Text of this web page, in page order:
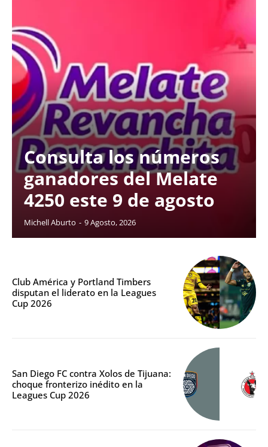
Consulta los números
ganadores del Melate
4250 este 9 de agosto
Michell Aburto - 9 Agosto, 2026
Club América y Portland Timbers
disputan el liderato en la Leagues
Cup 2026
San Diego FC contra Xolos de Tijuana:
choque fronterizo inédito en la
Leagues Cup 2026